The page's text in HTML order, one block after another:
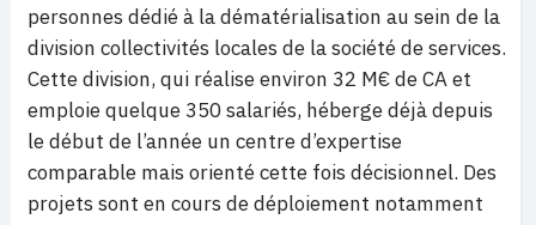
personnes dédié à la dématérialisation au sein de la
division collectivités locales de la société de services.
Cette division, qui réalise environ 32 M€ de CA et
emploie quelque 350 salariés, héberge déjà depuis
le début de l’année un centre d’expertise
comparable mais orienté cette fois décisionnel. Des
projets sont en cours de déploiement notamment